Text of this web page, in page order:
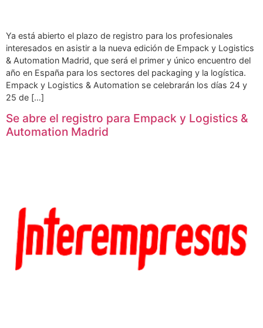
Ya está abierto el plazo de registro para los profesionales
interesados en asistir a la nueva edición de Empack y Logistics
& Automation Madrid, que será el primer y único encuentro del
año en España para los sectores del packaging y la logística.
Empack y Logistics & Automation se celebrarán los días 24 y
25 de […]
Se abre el registro para Empack y Logistics &
Automation Madrid